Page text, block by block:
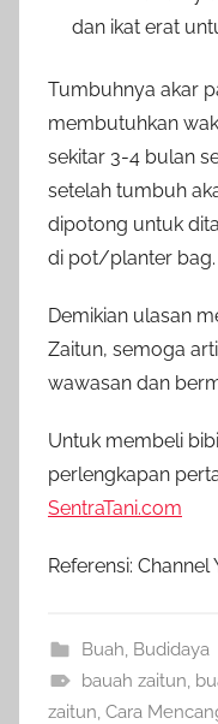
dan ikat erat
Tumbuhnya akar
membutuhkan
sekitar 3-4 bulan
setelah tumbuh
dipotong untuk
di pot/planter bag.
Demikian ulasan
Zaitun, semoga
wawasan dan
Untuk membeli
perlengkapan
SentraTani.com
Referensi:
Buah Budidaya
bauah zaitun
zaitun Cara